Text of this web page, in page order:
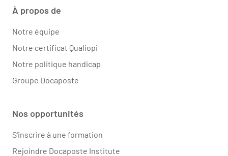
À propos de
Notre équipe
Notre certificat Qualiopi
Notre politique handicap
Groupe Docaposte
Nos opportunités
S'inscrire à une formation
Rejoindre Docaposte Institute